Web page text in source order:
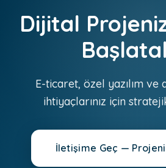
Dijital
E-ticaret, özel yazılım ve
ihtiyaçlarınız için
İletişime Geç — Projeni